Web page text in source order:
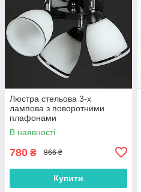
Люстра стельова 3-х
лампова з поворотними
плафонами
В наявності
780 ₴ 866 ₴
Купити